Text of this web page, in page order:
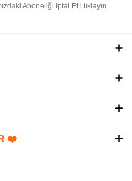
Aboneliği İptal Et’i tıklayın.
❤️